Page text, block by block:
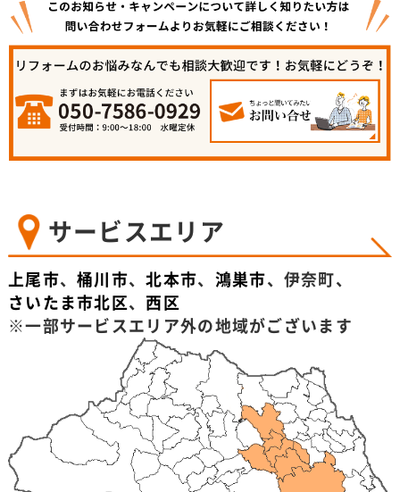
サービスエリア
上尾市、桶川市、北本市、 鴻巣市、伊奈町、
さいたま市北区、 西区
※一部サービスエリア外の地域がございます